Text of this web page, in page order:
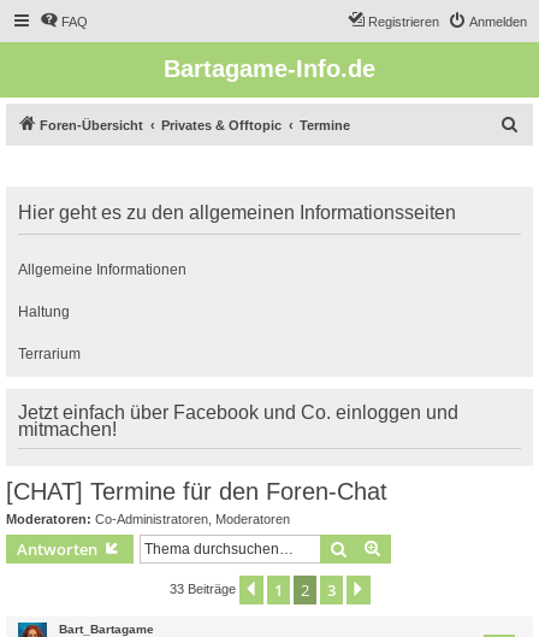
FAQ Anmelden
Registrieren
Bartagame-Info.de
Foren-Übersicht Privates & Offtopic Termine
e
Hier geht es zu den allgemeinen Informationsseiten
Allgemeine Informationen
Haltung
Terrarium
Jetzt einfach über Facebook und Co. einloggen und
mitmachen!
[CHAT] Termine für den Foren-Chat
Moderatoren: Co-Administratoren Moderatoren
Antworten Suche
33 Beiträge Vorherige
1 2 3
Bart_Bartagame